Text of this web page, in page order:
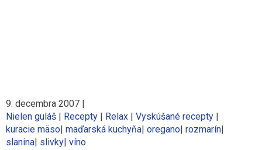
9. decembra 2007 |
Nielen guláš | Recepty | Relax | Vyskúšané recepty |
kuracie mäso| maďarská kuchyňa| oregano| rozmarín|
slanina| slivky| víno